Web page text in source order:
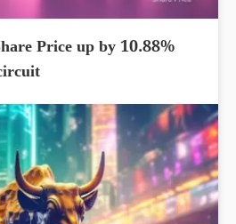
Price up by 10.88%